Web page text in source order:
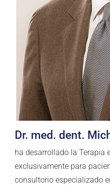
Dr. med. dent.
ha desarrollado la Terapia
exclusivamente para
consultorio especializado